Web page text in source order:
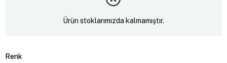
Ürün stoklarımızda kalmamıştır.
Renk